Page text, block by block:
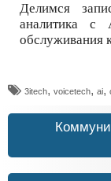
Делимся
аналитика с
обслуживания
3itech, voicetech, ai,